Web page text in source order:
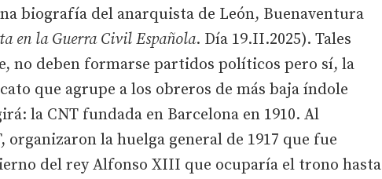
biografía del anarquista de León, Buenaventura
en la Guerra Civil Española. Día 19.II.2025). Tales
no deben formarse partidos políticos pero sí, la
que agrupe a los obreros de más baja índole
la CNT fundada en Barcelona en 1910. Al
organizaron la huelga general de 1917 que fue
del rey Alfonso XIII que ocuparía el trono hasta